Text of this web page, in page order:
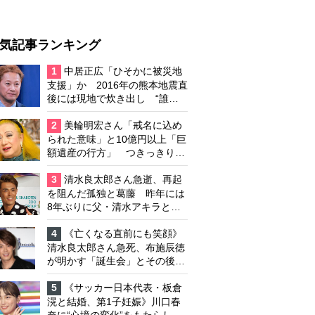
記事ランキング
1
中居正広「ひそかに被災地
支援」か 2016年の熊本地震直
後には現地で炊き出し “誰に
も知られなくて良い”と、むし
ろ強まる福祉活動への思い
2
美輪明宏さん「戒名に込め
られた意味」と10億円以上「巨
額遺産の行方」 つきっきりで
私生活をサポートしていた元俳
優が相続か
3
清水良太郎さん急逝、再起
を阻んだ孤独と葛藤 昨年には
8年ぶりに父・清水アキラと共
演、本格的な活動再開に向かっ
ていたが…周囲が懸念していた
「不安定なところ」
4
《亡くなる直前にも笑顔》
清水良太郎さん急死、布施辰徳
が明かす「誕生会」とその後の
メッセージ
5
《サッカー日本代表・板倉
滉と結婚、第1子妊娠》川口春